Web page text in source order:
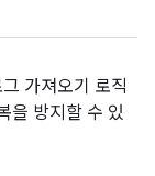
가져오기 로직
을 방지할 수 있